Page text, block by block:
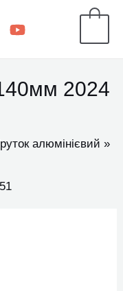
2024
алюмінієвий